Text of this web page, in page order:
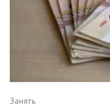
Занять